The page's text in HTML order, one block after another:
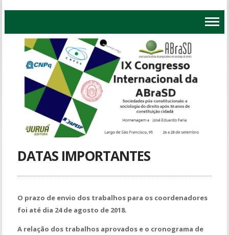
DATAS IMPORTANTES
O prazo de envio dos trabalhos para os coordenadores
foi até dia 24 de agosto de 2018.
A relação dos trabalhos aprovados e o cronograma de